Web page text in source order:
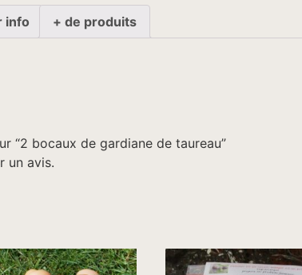
info + de produits
“2 bocaux de gardiane de taureau”
un avis.